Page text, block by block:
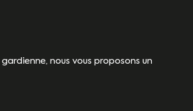
nous vous proposons un